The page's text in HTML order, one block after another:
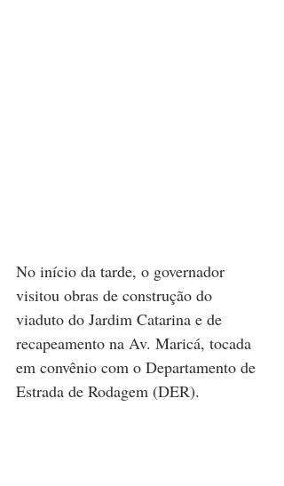
No início da tarde, o governador
visitou obras de construção do
viaduto do Jardim Catarina e de
recapeamento na Av. Maricá, tocada
em convênio com o Departamento de
Estrada de Rodagem (DER).